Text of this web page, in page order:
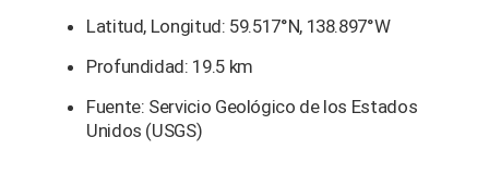
Latitud, Longitud: 59.517°N, 138.897°W
Profundidad: 19.5 km
Fuente: Servicio Geológico de los Estados
Unidos (USGS)